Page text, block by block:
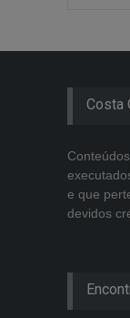
Costa
e que
devidos